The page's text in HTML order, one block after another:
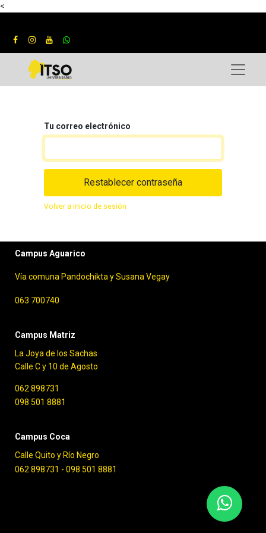
<
Tu correo electrónico
Restablecer contraseña
Volver a inicio de sesión
Campus Aguarico
Vía comuna Pandochikta y Susana Vegay
063 700740
Campus Matriz
La Joya de los Sachas
Calle C y 10 de Agosto
062 898731
098 501 8881
Campus Coca
Calle Quito y Río Negro
062 898731 - 098 501 8881